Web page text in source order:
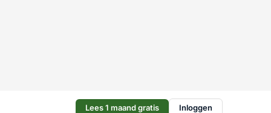
Lees 1 maand gratis Inloggen